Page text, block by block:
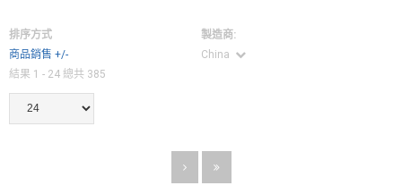
排序方式
商品銷售 +/-
製造商:
China
結果 1 - 24 總共 385